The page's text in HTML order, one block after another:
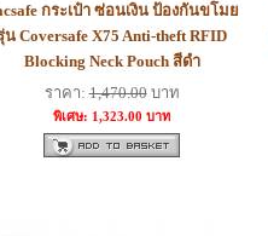
กระเป๋า ซ่อนเงิน ป้องกันขโมย
น Coversafe X75 Anti-theft RFID
Blocking Neck Pouch สีดำ
ราคา:1,470.00บาท
พิเศษ: 1,323.00 บาท